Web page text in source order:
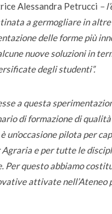
Alessandra Petrucci –
a germogliare in
delle forme più
nuove soluzioni in
degli studenti”.
a questa
di formazione di
un’occasione pilota per
e per tutte le
questo abbiamo
attivate